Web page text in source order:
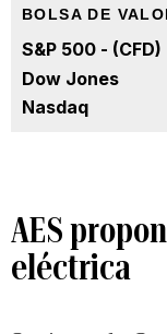
BOLSA DE
S&P 500 - (CFD)
Dow Jones
Nasdaq
AES
eléctrica